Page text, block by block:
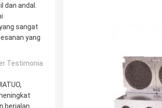
dan andal.
sangat
yang
Testimonia
berjalan